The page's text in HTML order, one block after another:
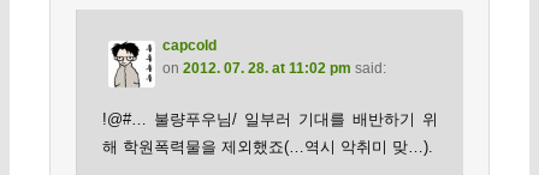
capcold
on 2012. 07. 28. at 11:02 pm said:
!@#… 불량푸우님/ 일부러 기대를 배반하기 위
해 학원폭력물을 제외했죠(…역시 악취미 맞…).